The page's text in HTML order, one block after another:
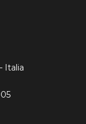
Italia